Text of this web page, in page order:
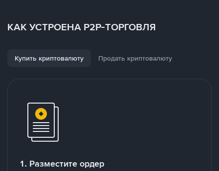
КАК УСТРОЕНА P2P-ТОРГОВЛЯ
Купить криптовалюту Продать криптовалюту
1. Разместите ордер